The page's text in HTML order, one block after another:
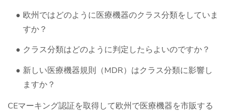
欧州ではどのように医療機器のクラス分類をしていま
すか？
クラス分類はどのように判定したらよいのですか？
新しい医療機器規則（MDR）はクラス分類に影響し
ますか？
CEマーキング認証を取得して欧州で医療機器を市販する